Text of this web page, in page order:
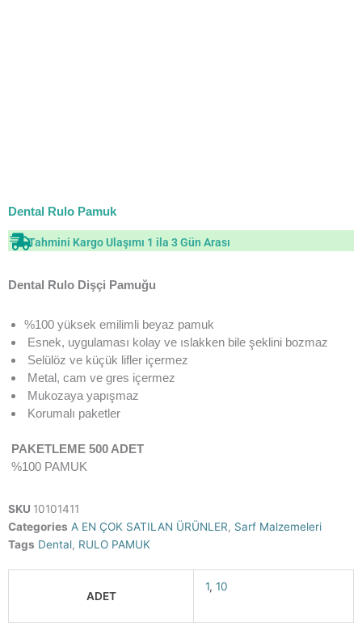
Dental Rulo Pamuk
Tahmini Kargo Ulaşımı 1 ila 3 Gün Arası
Dental Rulo Dişçi Pamuğu
%100 yüksek emilimli beyaz pamuk
Esnek, uygulaması kolay ve ıslakken bile şeklini bozmaz
Selülöz ve küçük lifler içermez
Metal, cam ve gres içermez
Mukozaya yapışmaz
Korumalı paketler
PAKETLEME 500 ADET
%100 PAMUK
SKU 10101411
Categories A EN ÇOK SATILAN ÜRÜNLER, Sarf Malzemeleri
Tags Dental, RULO PAMUK
ADET
1, 10